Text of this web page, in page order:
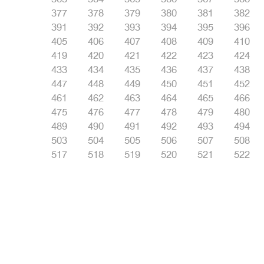
377
378 379 380 381
382
391
392 393 394 395
396
405
406 407 408 409
410
419
420 421 422 423
424
433
434 435 436 437
438
447
448 449 450 451
452
461
462 463 464 465
466
475
476 477 478 479
480
489
490 491 492 493
494
503
504 505 506 507
508
517
518 519 520 521 522